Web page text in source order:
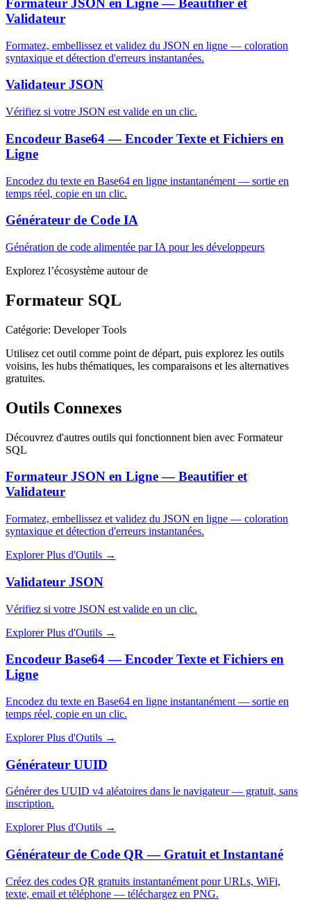
Formateur JSON en Ligne — Beautifier et
Validateur
Formatez, embellissez et validez du JSON en ligne — coloration
syntaxique et détection d'erreurs instantanées.
Validateur JSON
Vérifiez si votre JSON est valide en un clic.
Encodeur Base64 — Encoder Texte et Fichiers en
Ligne
Encodez du texte en Base64 en ligne instantanément — sortie en
temps réel, copie en un clic.
Générateur de Code IA
Génération de code alimentée par IA pour les développeurs
Explorez l’écosystème autour de
Formateur SQL
Catégorie: Developer Tools
Utilisez cet outil comme point de départ, puis explorez les outils
voisins, les hubs thématiques, les comparaisons et les alternatives
gratuites.
Outils Connexes
Découvrez d'autres outils qui fonctionnent bien avec Formateur
SQL
Formateur JSON en Ligne — Beautifier et
Validateur
Formatez, embellissez et validez du JSON en ligne — coloration
syntaxique et détection d'erreurs instantanées.
Explorer Plus d'Outils →
Validateur JSON
Vérifiez si votre JSON est valide en un clic.
Explorer Plus d'Outils →
Encodeur Base64 — Encoder Texte et Fichiers en
Ligne
Encodez du texte en Base64 en ligne instantanément — sortie en
temps réel, copie en un clic.
Explorer Plus d'Outils →
Générateur UUID
Générer des UUID v4 aléatoires dans le navigateur — gratuit, sans
inscription.
Explorer Plus d'Outils →
Générateur de Code QR — Gratuit et Instantané
Créez des codes QR gratuits instantanément pour URLs, WiFi,
texte, email et téléphone — téléchargez en PNG.